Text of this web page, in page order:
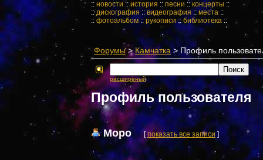
:: новости :: история :: песни :: концерты ::
::дискография :: видеография ::места ::
:: фотоальбом::рукописи::библиотека ::
Форумы>Камчатка > Профиль
расширеный
Профиль пользователя
Моро [показать все записи ]